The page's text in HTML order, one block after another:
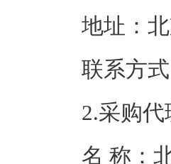
地址
联系
2.采购
名 称：